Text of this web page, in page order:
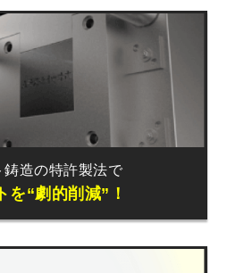
鋳造の特許製法で
を“劇的削減”！